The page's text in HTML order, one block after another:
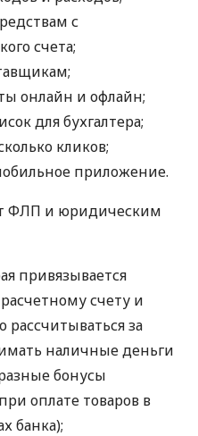
с
счета;
онлайн и офлайн;
для бухгалтера;
кликов;
приложение.
ФЛП и юридическим
привязывается
счету и
рассчитываться за
наличные деньги
бонусы
оплате товаров в
банка);